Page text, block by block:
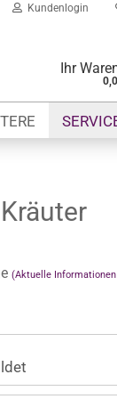
Kundenlogin
Ihr
(Aktuelle